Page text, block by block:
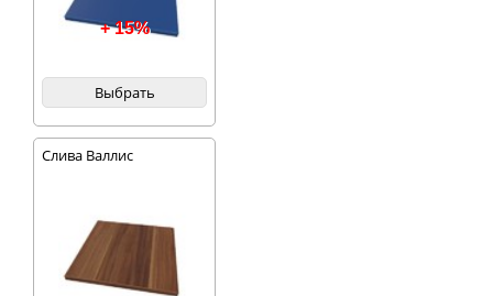
+ 15%
Выбрать
Слива Валлис